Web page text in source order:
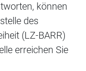
können
des
(LZ-BARR)
erreichen Sie